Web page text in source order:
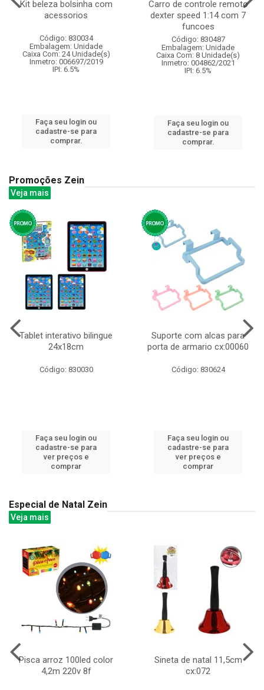
Kit beleza bolsinha com
acessorios
Código: 830034
Embalagem: Unidade
Caixa Com: 24 Unidade(s)
Inmetro: 006697/2019
IPI: 6.5%
Faça seu login ou
cadastre-se para
comprar.
Carro de controle remoto
dexter speed 1:14 com 7
funcoes
Código: 830487
Embalagem: Unidade
Caixa Com: 8 Unidade(s)
Inmetro: 004862/2021
IPI: 6.5%
Faça seu login ou
cadastre-se para
comprar.
Promoções Zein
Veja mais
Tablet interativo bilingue
24x18cm
Código: 830030
Faça seu login ou
cadastre-se para
ver preços e
comprar
Suporte com alcas para
porta de armario cx:00060
Código: 830624
Faça seu login ou
cadastre-se para
ver preços e
comprar
Especial de Natal Zein
Veja mais
Pisca arroz 100led color
4,2m 220v 8f
Sineta de natal 11,5cm
cx:072